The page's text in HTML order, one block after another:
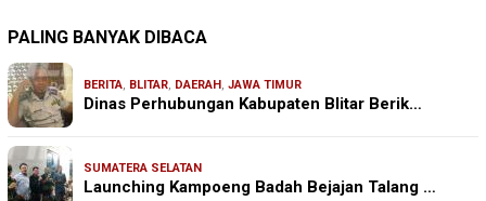
PALING BANYAK DIBACA
BERITA, BLITAR, DAERAH , JAWA TIMUR
Dinas Perhubungan Kabupaten Blitar Berik…
SUMATERA SELATAN
Launching Kampoeng Badah Bejajan Talang …